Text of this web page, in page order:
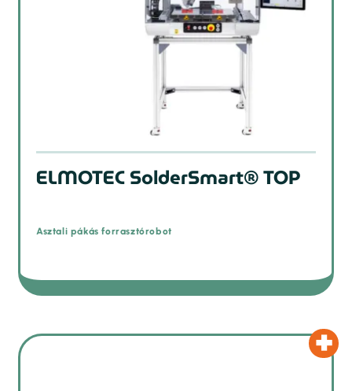
ELMOTEC SolderSmart® TOP
Asztali pákás forrasztórobot